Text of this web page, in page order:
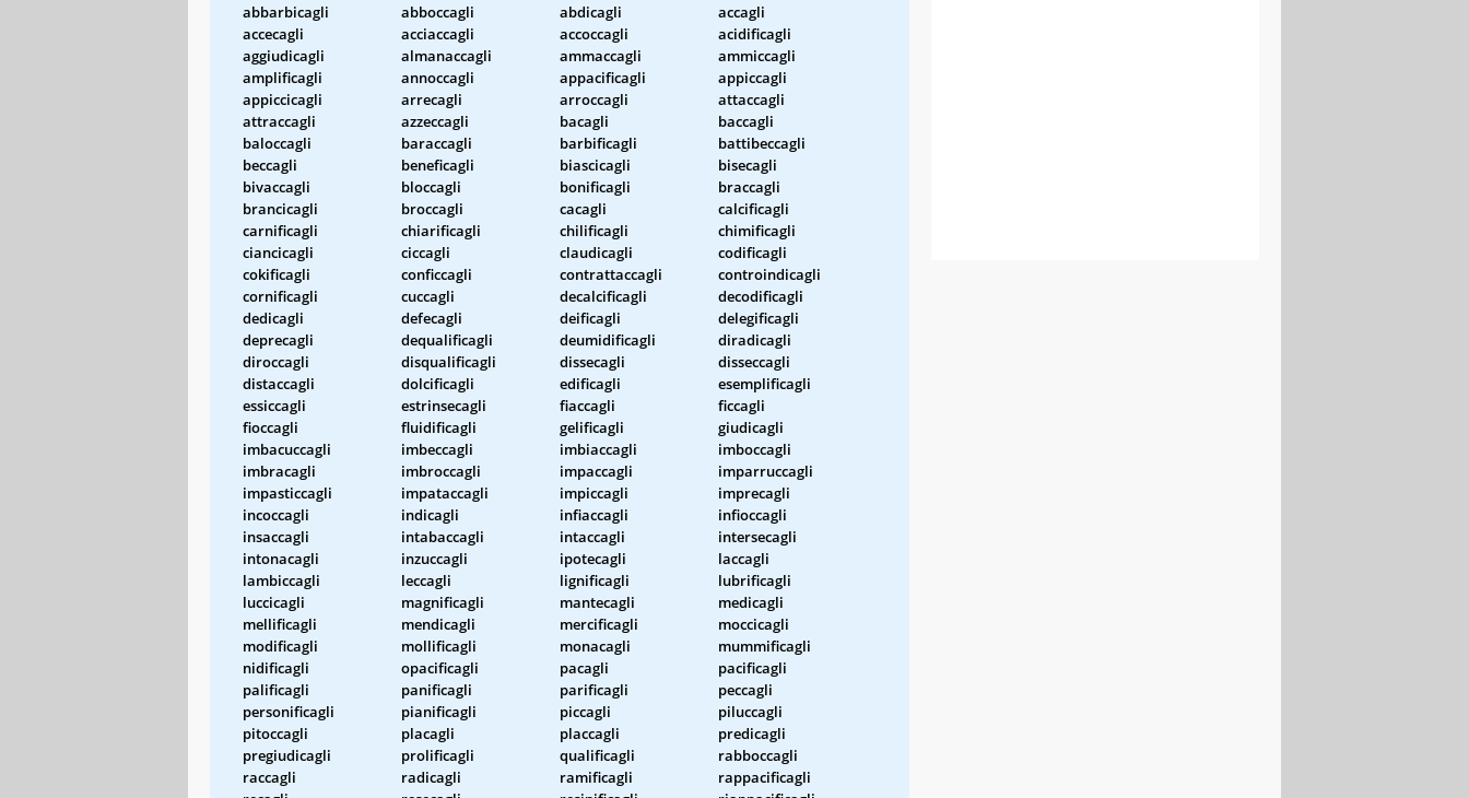
abbarbicagli abboccagli abdicagli
accagli
accecagli
acciaccagli accoccagli
acidificagli
aggiudicagli
almanaccagli ammaccagli
ammiccagli
amplificagli
annoccagli appacificagli
appiccagli
appiccicagli
arrecagli arroccagli
attaccagli
attraccagli
azzeccagli bacagli
baccagli
baloccagli
baraccagli barbificagli
battibeccagli
beccagli
beneficagli biascicagli
bisecagli
bivaccagli
bloccagli bonificagli
braccagli
brancicagli
broccagli cacagli
calcificagli
carnificagli
chiarificagli chilificagli
chimificagli
ciancicagli
ciccagli claudicagli
codificagli
cokificagli
conficcagli contrattaccagli
controindicagli
cornificagli
cuccagli decalcificagli
decodificagli
dedicagli
defecagli deificagli
delegificagli
deprecagli
dequalificagli deumidificagli
diradicagli
diroccagli
disqualificagli dissecagli
disseccagli
distaccagli
dolcificagli edificagli
esemplificagli
essiccagli
estrinsecagli fiaccagli
ficcagli
fioccagli
fluidificagli gelificagli
giudicagli
imbacuccagli
imbeccagli imbiaccagli
imboccagli
imbracagli
imbroccagli impaccagli
imparruccagli
impasticcagli
impataccagli impiccagli
imprecagli
incoccagli
indicagli infiaccagli
infioccagli
insaccagli
intabaccagli intaccagli
intersecagli
intonacagli
inzuccagli ipotecagli
laccagli
lambiccagli
leccagli lignificagli
lubrificagli
luccicagli
magnificagli mantecagli
medicagli
mellificagli
mendicagli mercificagli
moccicagli
modificagli
mollificagli monacagli
mummificagli
nidificagli
opacificagli pacagli
pacificagli
palificagli
panificagli parificagli
peccagli
personificagli
pianificagli piccagli
piluccagli
pitoccagli
placagli placcagli
predicagli
pregiudicagli
prolificagli qualificagli
rabboccagli
raccagli
radicagli ramificagli
rappacificagli